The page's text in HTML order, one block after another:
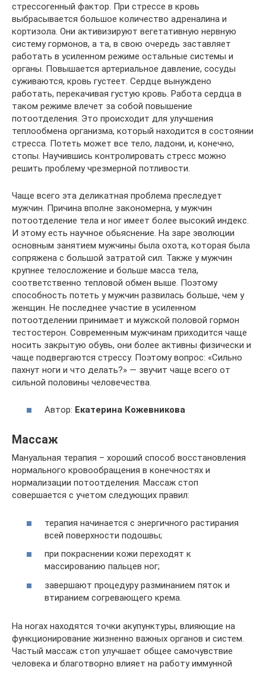
стрессогенный фактор. При стрессе в кровь
выбрасывается большое количество адреналина и
кортизола. Они активизируют вегетативную нервную
систему гормонов, а та, в свою очередь заставляет
работать в усиленном режиме остальные системы и
органы. Повышается артериальное давление, сосуды
суживаются, кровь густеет. Сердце вынуждено
работать, перекачивая густую кровь. Работа сердца в
таком режиме влечет за собой повышение
потоотделения. Это происходит для улучшения
теплообмена организма, который находится в состоянии
стресса. Потеть может все тело, ладони, и, конечно,
стопы. Научившись контролировать стресс можно
решить проблему чрезмерной потливости.
Чаще всего эта деликатная проблема преследует
мужчин. Причина вполне закономерна, у мужчин
потоотделение тела и ног имеет более высокий индекс.
И этому есть научное обьяснение. На заре эволюции
основным занятием мужчины была охота, которая была
сопряжена с большой затратой сил. Также у мужчин
крупнее телосложение и больше масса тела,
соответственно тепловой обмен выше. Поэтому
способность потеть у мужчин развилась больше, чем у
женщин. Не последнее участие в усиленном
потоотделении принимает и мужской половой гормон
тестостерон. Современным мужчинам приходится чаще
носить закрытую обувь, они более активны физически и
чаще подвергаются стрессу. Поэтому вопрос: «Сильно
пахнут ноги и что делать?» — звучит чаще всего от
сильной половины человечества.
Автор: Екатерина Кожевникова
Массаж
Мануальная терапия – хороший способ восстановления
нормального кровообращения в конечностях и
нормализации потоотделения. Массаж стоп
совершается с учетом следующих правил:
терапия начинается с энергичного растирания
всей поверхности подошвы;
при покраснении кожи переходят к
массированию пальцев ног;
завершают процедуру разминанием пяток и
втиранием согревающего крема.
На ногах находятся точки акупунктуры, влияющие на
функционирование жизненно важных органов и систем.
Частый массаж стоп улучшает общее самочувствие
человека и благотворно влияет на работу иммунной